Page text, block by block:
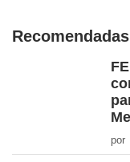
Recomendadas
por